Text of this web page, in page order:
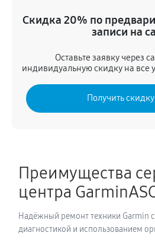
600 руб 60
1200 руб 60
Замена процессора эхолота
600 руб 60
Замена разъема эхолота
600 руб 90
Скидка 20% по
записи на
Оставьте заявку через
индивидуальную скидку на все
Получить
Преимущества
центра
Надёжный ремонт техники Garmin
диагностикой и использованием